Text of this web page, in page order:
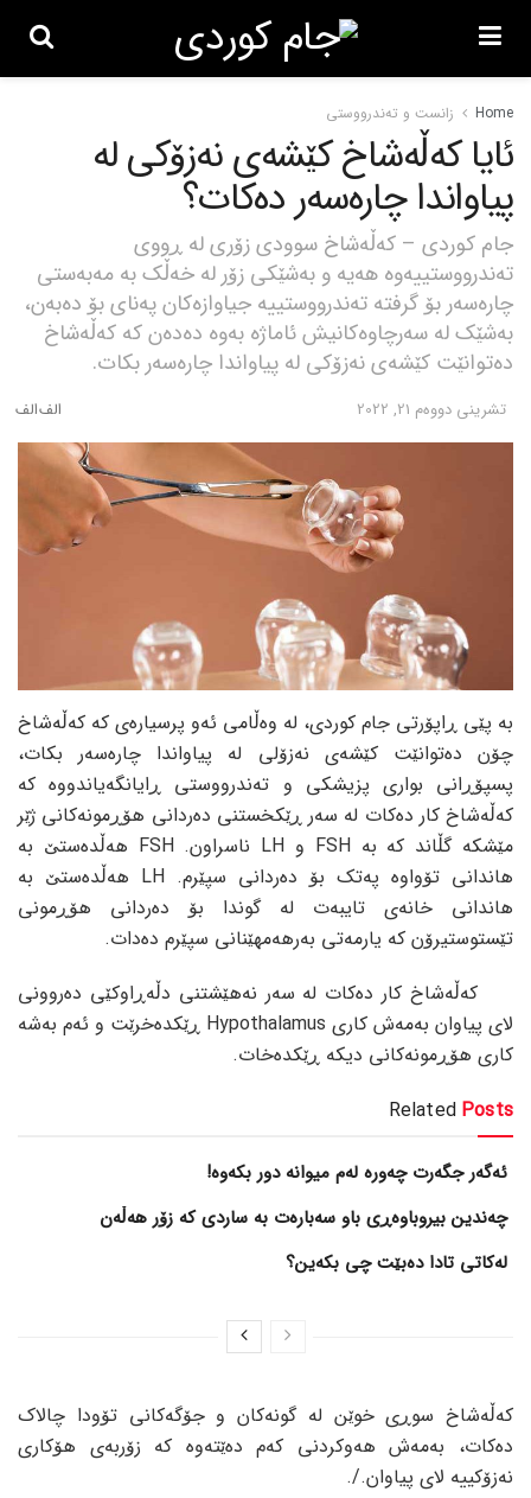
Home زانست و تەندرووستی
ئایا کەڵەشاخ کێشەی نەزۆکی لە
پیاواندا چارەسەر دەکات؟
جام کوردی – کەڵەشاخ سوودی زۆری لە ڕووی
تەندرووستییەوە هەیە و بەشێکی زۆر لە خەڵک بە مەبەستی
چارەسەر بۆ گرفتە تەندرووستییە جیاوازەکان پەنای بۆ دەبەن،
بەشێک لە سەرچاوەکانیش ئاماژە بەوە دەدەن کە کەڵەشاخ
دەتوانێت کێشەی نەزۆکی لە پیاواندا چارەسەر بکات.
تشرینی دووه‌م 21, 2022
بە پێی ڕاپۆرتی جام کوردی، لە وەڵامی ئەو پرسیارەی کە کەڵەشاخ
چۆن دەتوانێت کێشەی نەزۆلی لە پیاواندا چارەسەر بکات،
پسپۆڕانی بواری پزیشکی و تەندرووستی ڕایانگەیاندووە کە
کەڵەشاخ کار دەکات لە سەر ڕێکخستنی دەردانی هۆڕمونەکانی ژێر
مێشکە گڵاند کە بە FSH و LH ناسراون. FSH هەڵدەستێ بە
هاندانی تۆواوە پەتک بۆ دەردانی سپێرم. LH هەڵدەستێ بە
هاندانی خانەی تایبەت لە گوندا بۆ دەردانی هۆڕمونی
تێستوستیرۆن کە یارمەتی بەرهەمهێنانی سپێرم دەدات.
کەڵەشاخ کار دەکات لە سەر نەهێشتنی دڵەڕاوکێی دەروونی
لای پیاوان بەمەش کاری Hypothalamus ڕێکدەخرێت و ئەم بەشە
کاری هۆڕمونەکانی دیکە ڕێکدەخات.
Related Posts
ئەگەر جگەرت چەورە لەم میوانە دور بکەوە!
چەندین بیروباوەڕی باو سەبارەت بە ساردی کە زۆر هەڵەن
لەکاتی تادا دەبێت چی بکەین؟
کەڵەشاخ سوڕی خوێن لە گونەکان و جۆگەکانی تۆودا چالاک
دەکات، بەمەش هەوکردنی کەم دەێتەوە کە زۆربەی هۆکاری
نەزۆکییە لای پیاوان./.